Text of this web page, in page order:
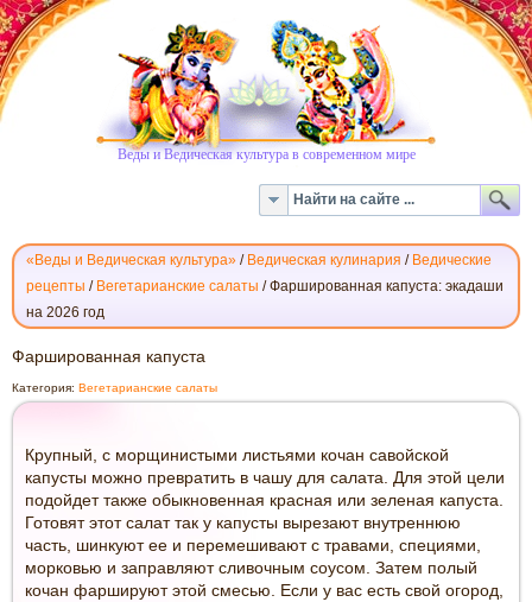
Веды и Ведическая культура в современном мире
«Веды и Ведическая культура» / Ведическая кулинария / Ведические
рецепты / Вегетарианские салаты /Фаршированная капуста: экадаши
на 2026 год
ФАРШИРОВАННАЯ
КАПУСТА
Фаршированная капуста
Категория: Вегетарианские салаты
Крупный, с морщинистыми листьями кочан савойской
капусты можно превратить в чашу для салата. Для этой цели
подойдет также обыкновенная красная или зеленая капуста.
Готовят этот салат так у капусты вырезают внутреннюю
часть, шинкуют ее и перемешивают с травами, специями,
морковью и заправляют сливочным соусом. Затем полый
кочан фаршируют этой смесью. Если у вас есть свой огород,